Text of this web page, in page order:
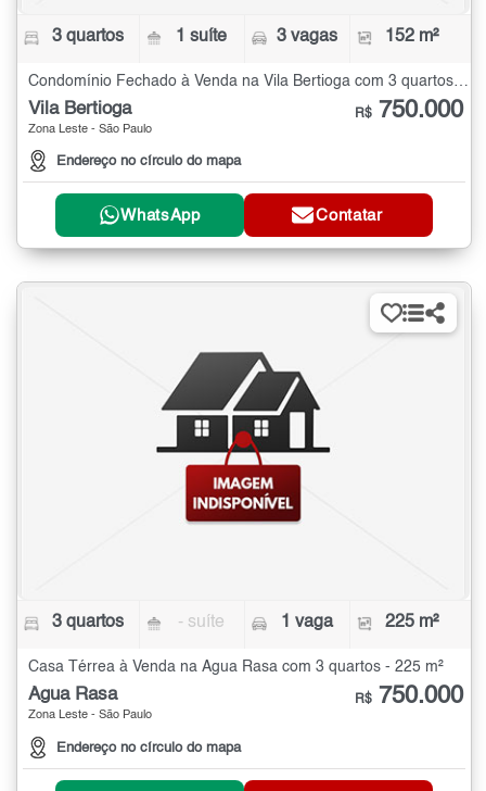
3 quartos 1 suíte 3 vagas 152 m²
Condomínio Fechado à Venda na Vila Bertioga com 3 quartos - 152 m²
Vila Bertioga
Zona Leste - São Paulo
Endereço no círculo do mapa
R$ 750.000
WhatsApp Contatar
3 quartos - suíte 1 vaga 225 m²
Casa Térrea à Venda na Água Rasa com 3 quartos - 225 m²
Água Rasa
Zona Leste - São Paulo
Endereço no círculo do mapa
R$ 750.000